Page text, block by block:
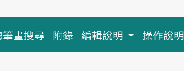
筆畫搜尋 附錄 編輯說明 操作說明